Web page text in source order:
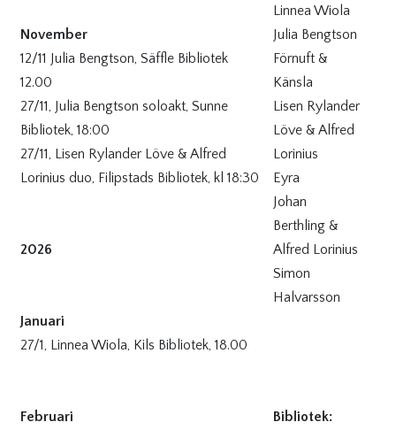
November
12/11 Julia Bengtson, Säffle Bibliotek
12.00
27/11, Julia Bengtson soloakt, Sunne
Bibliotek, 18:00
27/11, Lisen Rylander Löve & Alfred
Lorinius duo, Filipstads Bibliotek, kl 18:30
2026
Januari
27/1, Linnea Wiola, Kils Bibliotek, 18.00
Februari
Linnea Wiola
Julia Bengtson
Förnuft &
Känsla
Lisen Rylander
Löve & Alfred
Lorinius
Eyra
Johan
Berthling &
Alfred Lorinius
Simon
Halvarsson
Bibliotek: